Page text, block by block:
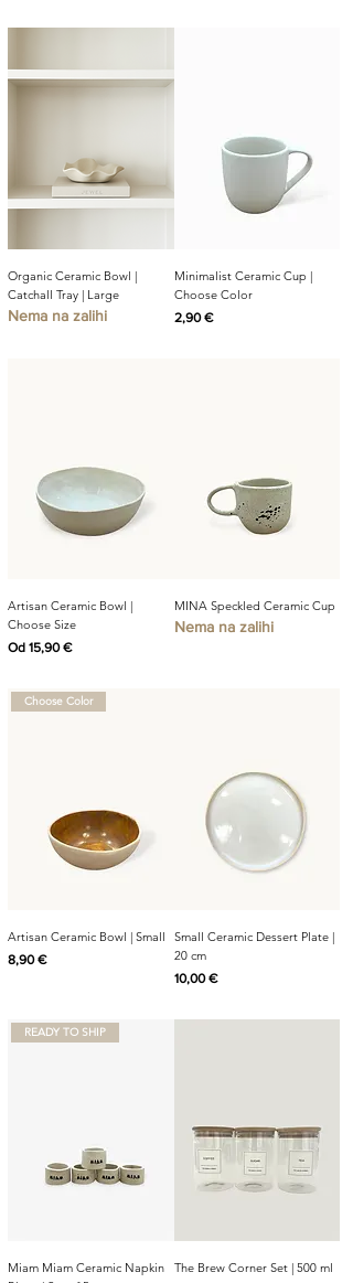
Organic Ceramic Bowl |
Catchall Tray | Large
Nema na zalihi
Minimalist Ceramic Cup |
Choose Color
Cijena
2,90 €
Artisan Ceramic Bowl |
Choose Size
Od 15,90 €
Cijena s popustom
MINA Speckled Ceramic Cup
Nema na zalihi
Choose Color
Artisan Ceramic Bowl | Small
Cijena
8,90 €
Small Ceramic Dessert Plate |
20 cm
Cijena
10,00 €
READY TO SHIP
Miam Miam Ceramic Napkin
The Brew Corner Set | 500 ml